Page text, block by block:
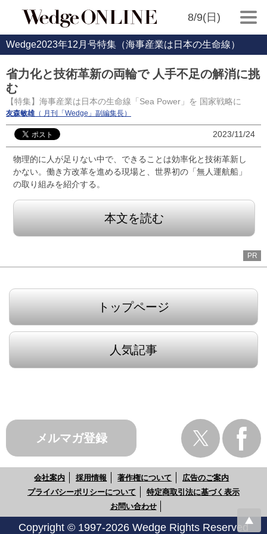
8/9(日)
Wedge2023年12月号特集（海事産業は日本の生命線）
省力化と技術革新の両輪で 人手不足の解消に挑
む
【特集】海事産業は日本の生命線「Sea Power」を 国家戦略に
友森敏雄（ 月刊「Wedge」副編集長）
2023/11/24
物理的に人が足りない中で、できることは効率化と技術革新し
かない。働き方改革を進める現場と、世界初の「無人運航船」
の取り組みを紹介する。
本文を読む
PR
トップページ
人気記事
メルマガ登録
会社案内 採用情報 著作権について
広告のご案内
プライバシーポリシーについて
特定商取引法に基づく表示
お問い合わせ
Copyright © 1997-2026 Wedge Rights Reserved